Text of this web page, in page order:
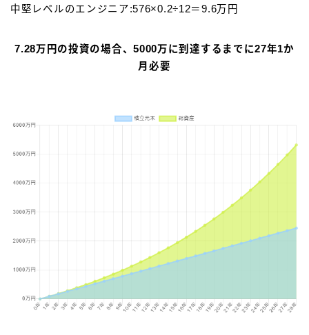
中堅レベルのエンジニア:576×0.2÷12＝9.6万円
7.28万円の投資の場合、5000万に到達するまでに27年1か
月必要